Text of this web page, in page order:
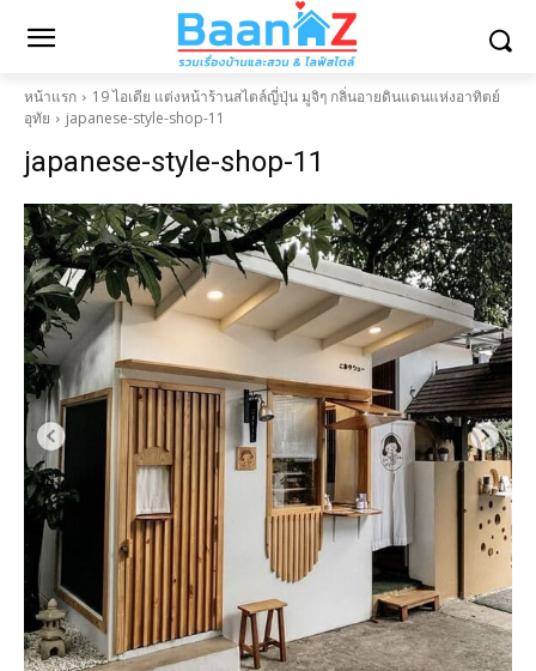
หน้าแรก
19 ไอเดีย แต่งหน้าร้านสไตล์ญี่ปุ่น มูจิๆ กลิ่นอายดินแดนแห่งอาทิตย์
อุทัย
japanese-style-shop-11
japanese-style-shop-11